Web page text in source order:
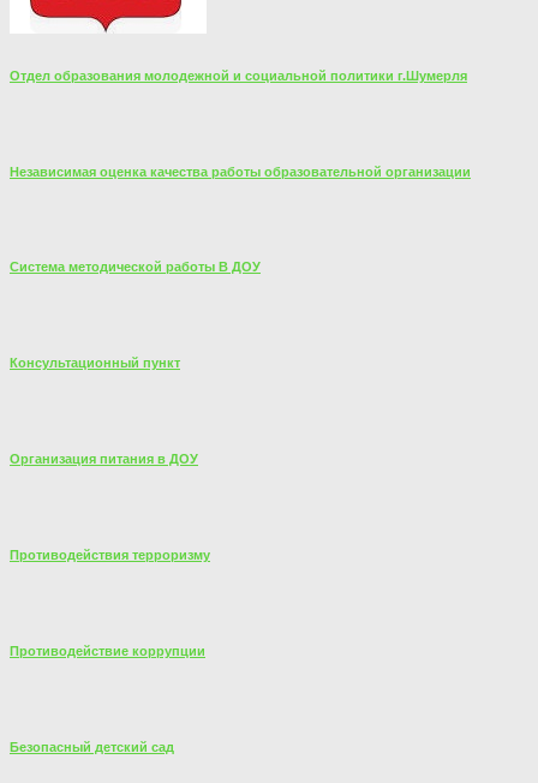
Отдел образования молодежной и социальной политики г.Шумерля
Независимая оценка качества работы образовательной организации
Система методической работы В ДОУ
Консультационный пункт
Организация питания в ДОУ
Противодействия терроризму
Противодействие коррупции
Безопасный детский сад